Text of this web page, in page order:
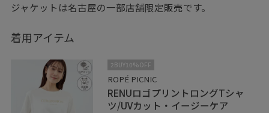
ジャケットは名古屋の一部店舗限定販売です。
着用アイテム
2BUY10%OFF
ROPÉ PICNIC
RENUロゴプリントロングTシャ
ツ/UVカット・イージーケア